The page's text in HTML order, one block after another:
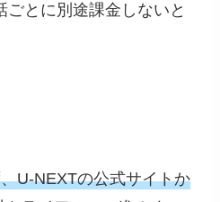
とに別途課金しないと
U-NEXTの公式サイトか